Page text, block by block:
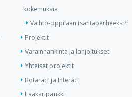
kokemuksia
Vaihto-oppilaan isäntäperheeksi?
Projektit
Varainhankinta ja lahjoitukset
Yhteiset projektit
Rotaract ja Interact
Lääkäripankki